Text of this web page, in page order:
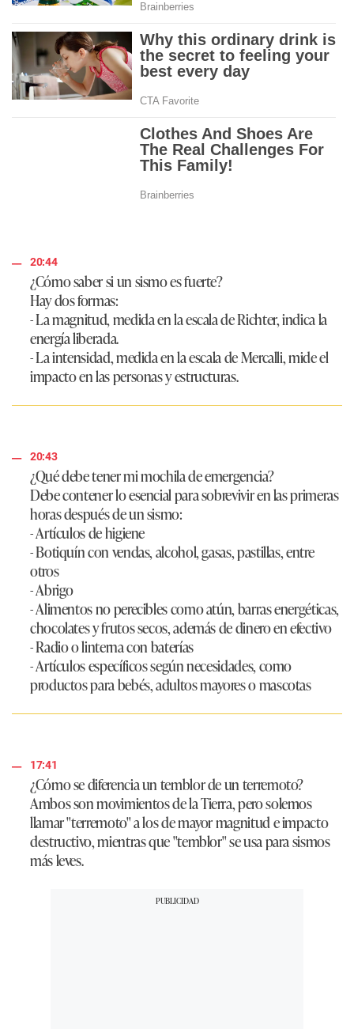
20:44
¿Cómo saber si un sismo es fuerte?
Hay dos formas:
- La magnitud, medida en la escala de Richter, indica la
energía liberada.
- La intensidad, medida en la escala de Mercalli, mide el
impacto en las personas y estructuras.
20:43
¿Qué debe tener mi mochila de emergencia?
Debe contener lo esencial para sobrevivir en las primeras
horas después de un sismo:
- Artículos de higiene
- Botiquín con vendas, alcohol, gasas, pastillas, entre
otros
- Abrigo
- Alimentos no perecibles como atún, barras energéticas,
chocolates y frutos secos, además de dinero en efectivo
- Radio o linterna con baterías
- Artículos específicos según necesidades, como
productos para bebés, adultos mayores o mascotas
17:41
¿Cómo se diferencia un temblor de un terremoto?
Ambos son movimientos de la Tierra, pero solemos
llamar "terremoto" a los de mayor magnitud e impacto
destructivo, mientras que "temblor" se usa para sismos
más leves.